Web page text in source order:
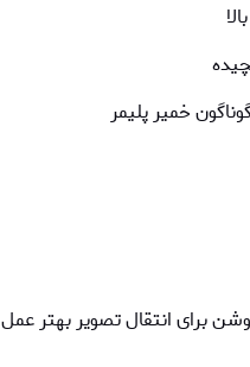
خمیر پلیمر
برای انتقال تصویر بهتر عمل